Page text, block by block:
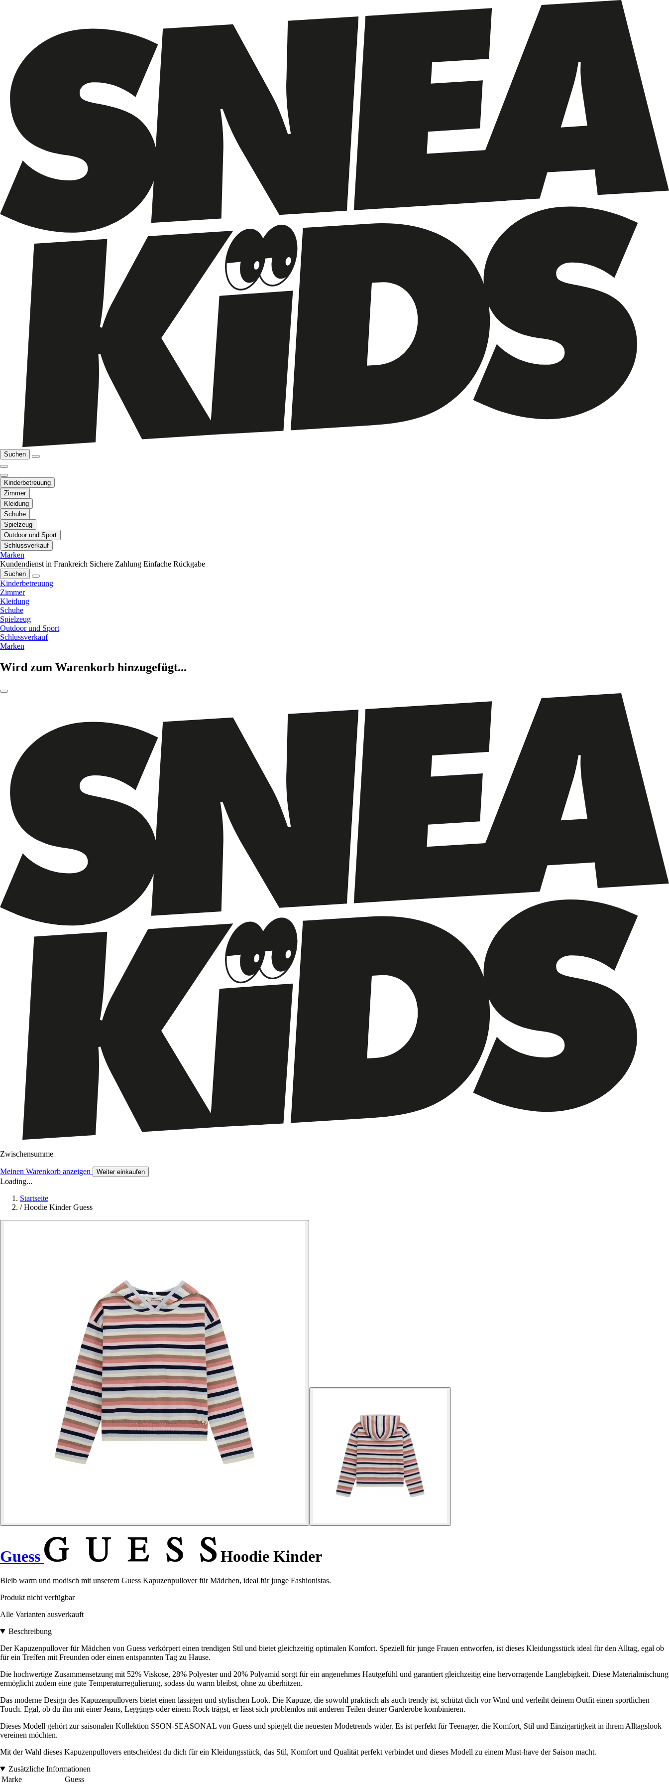
Suchen
Kinderbetreuung
Zimmer
Kleidung
Schuhe
Spielzeug
Outdoor und Sport
Schlussverkauf
Marken
Kundendienst in Frankreich Sichere Zahlung Einfache Rückgabe
Suchen
Kinderbetreuung
Zimmer
Kleidung
Schuhe
Spielzeug
Outdoor und Sport
Schlussverkauf
Marken
Wird zum Warenkorb hinzugefügt...
Zwischensumme
Meinen Warenkorb anzeigen Weiter einkaufen
Loading...
Startseite
/ Hoodie Kinder Guess
Guess Hoodie Kinder
Bleib warm und modisch mit unserem Guess Kapuzenpullover für Mädchen, ideal für junge Fashionistas.
Produkt nicht verfügbar
Alle Varianten ausverkauft
Beschreibung
Der Kapuzenpullover für Mädchen von Guess verkörpert einen trendigen Stil und bietet gleichzeitig optimalen Komfort. Speziell für junge Frauen entworfen, ist dieses Kleidungsstück ideal für den Alltag, egal ob
für ein Treffen mit Freunden oder einen entspannten Tag zu Hause.
Die hochwertige Zusammensetzung mit 52% Viskose, 28% Polyester und 20% Polyamid sorgt für ein angenehmes Hautgefühl und garantiert gleichzeitig eine hervorragende Langlebigkeit. Diese Materialmischung
ermöglicht zudem eine gute Temperaturregulierung, sodass du warm bleibst, ohne zu überhitzen.
Das moderne Design des Kapuzenpullovers bietet einen lässigen und stylischen Look. Die Kapuze, die sowohl praktisch als auch trendy ist, schützt dich vor Wind und verleiht deinem Outfit einen sportlichen
Touch. Egal, ob du ihn mit einer Jeans, Leggings oder einem Rock trägst, er lässt sich problemlos mit anderen Teilen deiner Garderobe kombinieren.
Dieses Modell gehört zur saisonalen Kollektion SSON-SEASONAL von Guess und spiegelt die neuesten Modetrends wider. Es ist perfekt für Teenager, die Komfort, Stil und Einzigartigkeit in ihrem Alltagslook
vereinen möchten.
Mit der Wahl dieses Kapuzenpullovers entscheidest du dich für ein Kleidungsstück, das Stil, Komfort und Qualität perfekt verbindet und dieses Modell zu einem Must-have der Saison macht.
Zusätzliche Informationen
Marke
Guess